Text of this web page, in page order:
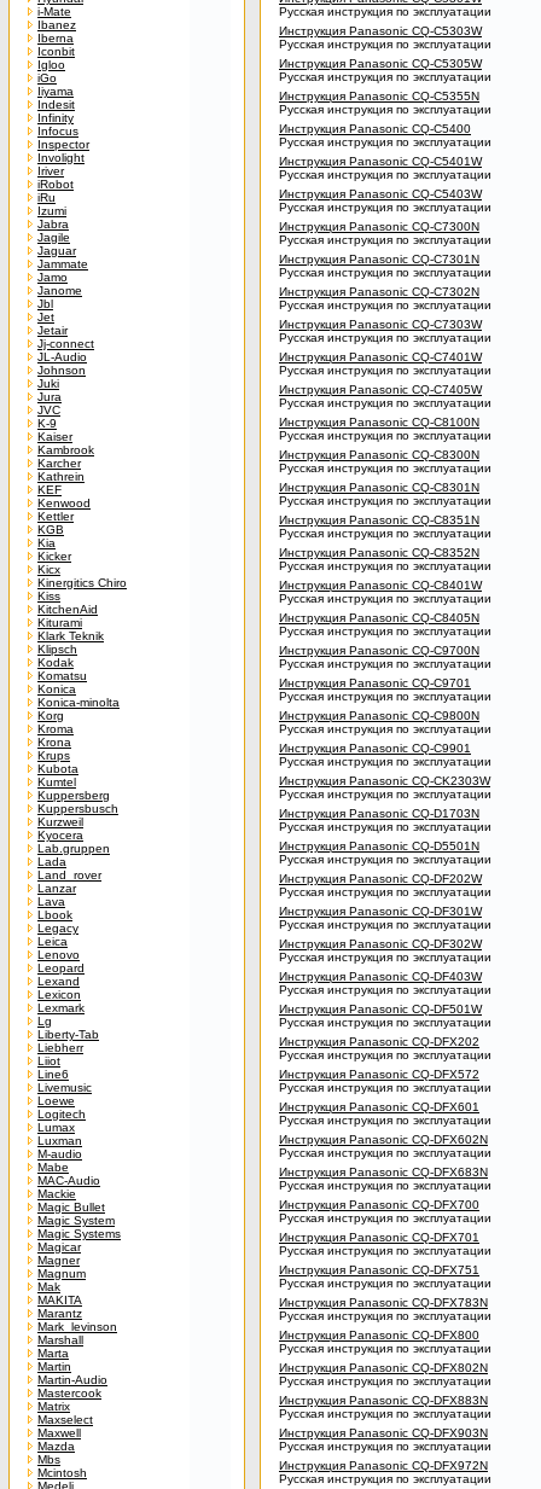
i-Mate
Ibanez
Iberna
Iconbit
Igloo
iGo
Iiyama
Indesit
Infinity
Infocus
Inspector
Involight
Iriver
iRobot
iRu
Izumi
Jabra
Jagile
Jaguar
Jammate
Jamo
Janome
Jbl
Jet
Jetair
Jj-connect
JL-Audio
Johnson
Juki
Jura
JVC
K-9
Kaiser
Kambrook
Karcher
Kathrein
KEF
Kenwood
Kettler
KGB
Kia
Kicker
Kicx
Kinergitics Chiro
Kiss
KitchenAid
Kiturami
Klark Teknik
Klipsch
Kodak
Komatsu
Konica
Konica-minolta
Korg
Kroma
Krona
Krups
Kubota
Kumtel
Kuppersberg
Kuppersbusch
Kurzweil
Kyocera
Lab.gruppen
Lada
Land_rover
Lanzar
Lava
Lbook
Legacy
Leica
Lenovo
Leopard
Lexand
Lexicon
Lexmark
Lg
Liberty-Tab
Liebherr
Liiot
Line6
Livemusic
Loewe
Logitech
Lumax
Luxman
M-audio
Mabe
MAC-Audio
Mackie
Magic Bullet
Magic System
Magic Systems
Magicar
Magner
Magnum
Mak
MAKITA
Marantz
Mark_levinson
Marshall
Marta
Martin
Martin-Audio
Mastercook
Matrix
Maxselect
Maxwell
Mazda
Mbs
Mcintosh
Medeli
Русская инструкция по эксплуатации
Инструкция Panasonic CQ-C5303W
Русская инструкция по эксплуатации
Инструкция Panasonic CQ-C5305W
Русская инструкция по эксплуатации
Инструкция Panasonic CQ-C5355N
Русская инструкция по эксплуатации
Инструкция Panasonic CQ-C5400
Русская инструкция по эксплуатации
Инструкция Panasonic CQ-C5401W
Русская инструкция по эксплуатации
Инструкция Panasonic CQ-C5403W
Русская инструкция по эксплуатации
Инструкция Panasonic CQ-C7300N
Русская инструкция по эксплуатации
Инструкция Panasonic CQ-C7301N
Русская инструкция по эксплуатации
Инструкция Panasonic CQ-C7302N
Русская инструкция по эксплуатации
Инструкция Panasonic CQ-C7303W
Русская инструкция по эксплуатации
Инструкция Panasonic CQ-C7401W
Русская инструкция по эксплуатации
Инструкция Panasonic CQ-C7405W
Русская инструкция по эксплуатации
Инструкция Panasonic CQ-C8100N
Русская инструкция по эксплуатации
Инструкция Panasonic CQ-C8300N
Русская инструкция по эксплуатации
Инструкция Panasonic CQ-C8301N
Русская инструкция по эксплуатации
Инструкция Panasonic CQ-C8351N
Русская инструкция по эксплуатации
Инструкция Panasonic CQ-C8352N
Русская инструкция по эксплуатации
Инструкция Panasonic CQ-C8401W
Русская инструкция по эксплуатации
Инструкция Panasonic CQ-C8405N
Русская инструкция по эксплуатации
Инструкция Panasonic CQ-C9700N
Русская инструкция по эксплуатации
Инструкция Panasonic CQ-C9701
Русская инструкция по эксплуатации
Инструкция Panasonic CQ-C9800N
Русская инструкция по эксплуатации
Инструкция Panasonic CQ-C9901
Русская инструкция по эксплуатации
Инструкция Panasonic CQ-CK2303W
Русская инструкция по эксплуатации
Инструкция Panasonic CQ-D1703N
Русская инструкция по эксплуатации
Инструкция Panasonic CQ-D5501N
Русская инструкция по эксплуатации
Инструкция Panasonic CQ-DF202W
Русская инструкция по эксплуатации
Инструкция Panasonic CQ-DF301W
Русская инструкция по эксплуатации
Инструкция Panasonic CQ-DF302W
Русская инструкция по эксплуатации
Инструкция Panasonic CQ-DF403W
Русская инструкция по эксплуатации
Инструкция Panasonic CQ-DF501W
Русская инструкция по эксплуатации
Инструкция Panasonic CQ-DFX202
Русская инструкция по эксплуатации
Инструкция Panasonic CQ-DFX572
Русская инструкция по эксплуатации
Инструкция Panasonic CQ-DFX601
Русская инструкция по эксплуатации
Инструкция Panasonic CQ-DFX602N
Русская инструкция по эксплуатации
Инструкция Panasonic CQ-DFX683N
Русская инструкция по эксплуатации
Инструкция Panasonic CQ-DFX700
Русская инструкция по эксплуатации
Инструкция Panasonic CQ-DFX701
Русская инструкция по эксплуатации
Инструкция Panasonic CQ-DFX751
Русская инструкция по эксплуатации
Инструкция Panasonic CQ-DFX783N
Русская инструкция по эксплуатации
Инструкция Panasonic CQ-DFX800
Русская инструкция по эксплуатации
Инструкция Panasonic CQ-DFX802N
Русская инструкция по эксплуатации
Инструкция Panasonic CQ-DFX883N
Русская инструкция по эксплуатации
Инструкция Panasonic CQ-DFX903N
Русская инструкция по эксплуатации
Инструкция Panasonic CQ-DFX972N
Русская инструкция по эксплуатации